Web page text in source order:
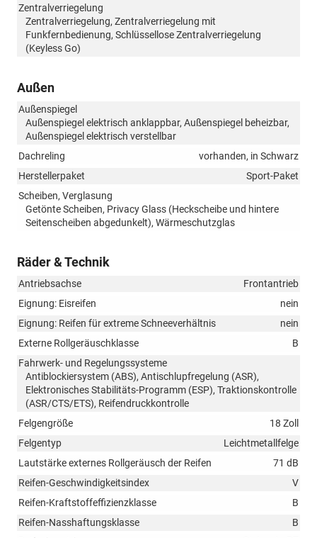
Zentralverriegelung
Zentralverriegelung, Zentralverriegelung mit
Funkfernbedienung, Schlüssellose Zentralverriegelung
(Keyless Go)
Außen
Außenspiegel
Außenspiegel elektrisch anklappbar, Außenspiegel beheizbar,
Außenspiegel elektrisch verstellbar
Dachreling
vorhanden, in Schwarz
Herstellerpaket
Sport-Paket
Scheiben, Verglasung
Getönte Scheiben, Privacy Glass (Heckscheibe und hintere
Seitenscheiben abgedunkelt), Wärmeschutzglas
Räder & Technik
Antriebsachse
Frontantrieb
Eignung: Eisreifen
nein
Eignung: Reifen für extreme Schneeverhältnis
nein
Externe Rollgeräuschklasse
B
Fahrwerk- und Regelungssysteme
Antiblockiersystem (ABS), Antischlupfregelung (ASR),
Elektronisches Stabilitäts-Programm (ESP), Traktionskontrolle
(ASR/CTS/ETS), Reifendruckkontrolle
Felgengröße
18 Zoll
Felgentyp
Leichtmetallfelge
Lautstärke externes Rollgeräusch der Reifen
71 dB
Reifen-Geschwindigkeitsindex
V
Reifen-Kraftstoffeffizienzklasse
B
Reifen-Nasshaftungsklasse
B